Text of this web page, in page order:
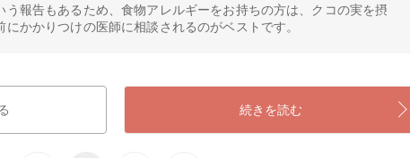
う報告もあるため、食物アレルギーをお持ちの方は、クコの実を摂
にかかりつけの医師に相談されるのがベストです。
続きを読む